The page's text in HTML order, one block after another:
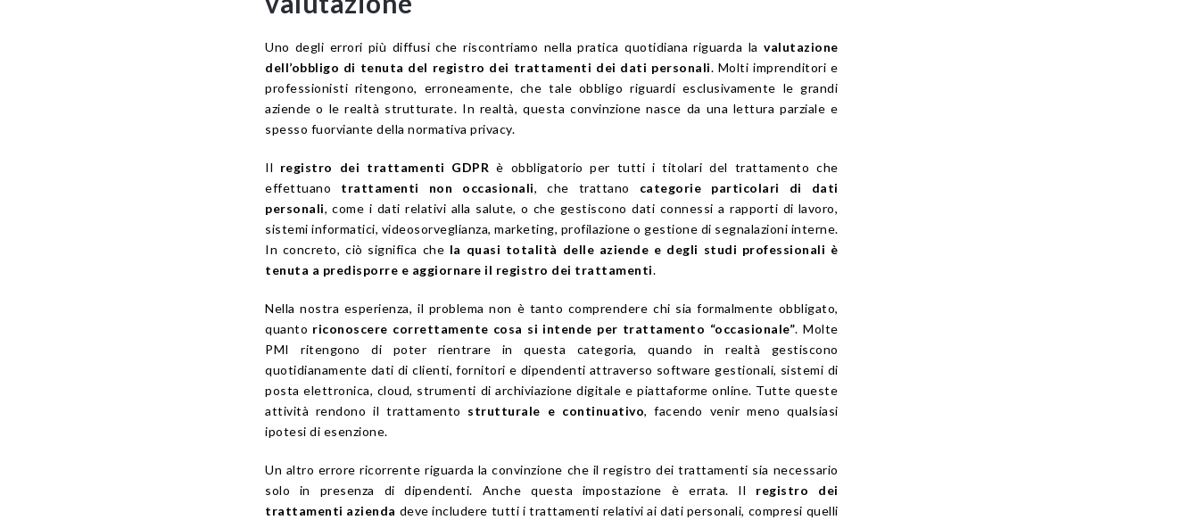
Uno degli errori più diffusi che riscontriamo nella pratica quotidiana riguarda la valutazione
dell’obbligo di tenuta del registro dei trattamenti dei dati personali. Molti imprenditori e
professionisti ritengono, erroneamente, che tale obbligo riguardi esclusivamente le grandi
aziende o le realtà strutturate. In realtà, questa convinzione nasce da una lettura parziale e
spesso fuorviante della normativa privacy.
Il registro dei trattamenti GDPR è obbligatorio per tutti i titolari del trattamento che
effettuano trattamenti non occasionali, che trattano categorie particolari di dati
personali, come i dati relativi alla salute, o che gestiscono dati connessi a rapporti di lavoro,
sistemi informatici, videosorveglianza, marketing, profilazione o gestione di segnalazioni interne.
In concreto, ciò significa che la quasi totalità delle aziende e degli studi professionali è
tenuta a predisporre e aggiornare il registro dei trattamenti.
Nella nostra esperienza, il problema non è tanto comprendere chi sia formalmente obbligato,
quanto riconoscere correttamente cosa si intende per trattamento “occasionale”. Molte
PMI ritengono di poter rientrare in questa categoria, quando in realtà gestiscono
quotidianamente dati di clienti, fornitori e dipendenti attraverso software gestionali, sistemi di
posta elettronica, cloud, strumenti di archiviazione digitale e piattaforme online. Tutte queste
attività rendono il trattamento strutturale e continuativo, facendo venir meno qualsiasi
ipotesi di esenzione.
Un altro errore ricorrente riguarda la convinzione che il registro dei trattamenti sia necessario
solo in presenza di dipendenti. Anche questa impostazione è errata. Il registro dei
trattamenti azienda deve includere tutti i trattamenti relativi ai dati personali, compresi quelli